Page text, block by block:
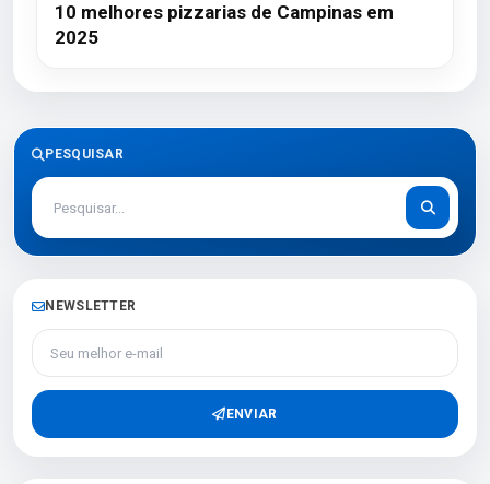
10 melhores pizzarias de Campinas em
2025
PESQUISAR
NEWSLETTER
Seu melhor e-mail
ENVIAR